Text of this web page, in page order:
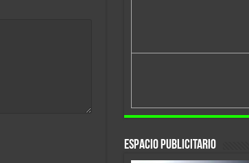
Espacio Publicitario